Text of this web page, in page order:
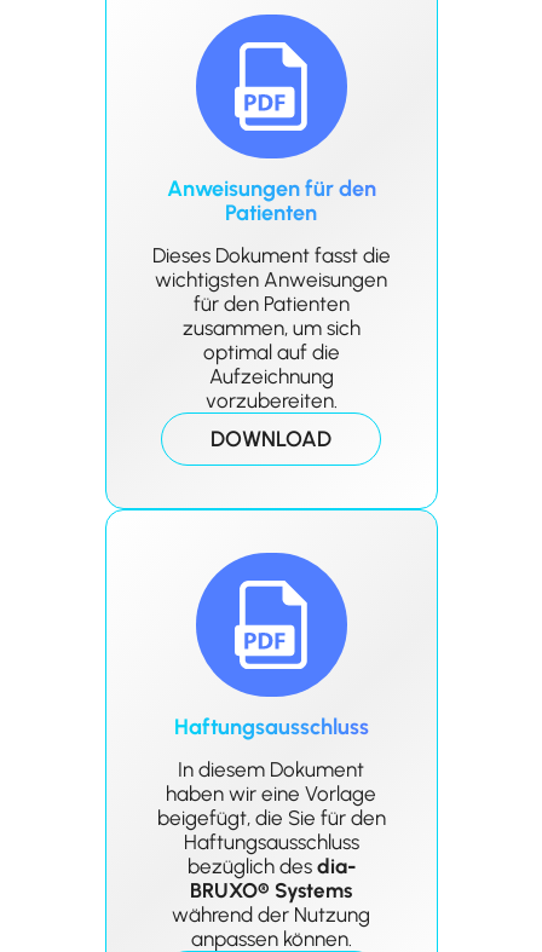
Anweisungen für den
Patienten
Dieses Dokument fasst die
wichtigsten Anweisungen
für den Patienten
zusammen, um sich
optimal auf die
Aufzeichnung
vorzubereiten.
DOWNLOAD
Haftungsausschluss
In diesem Dokument
haben wir eine Vorlage
beigefügt, die Sie für den
Haftungsausschluss
bezüglich des dia-
BRUXO® Systems
während der Nutzung
anpassen können.